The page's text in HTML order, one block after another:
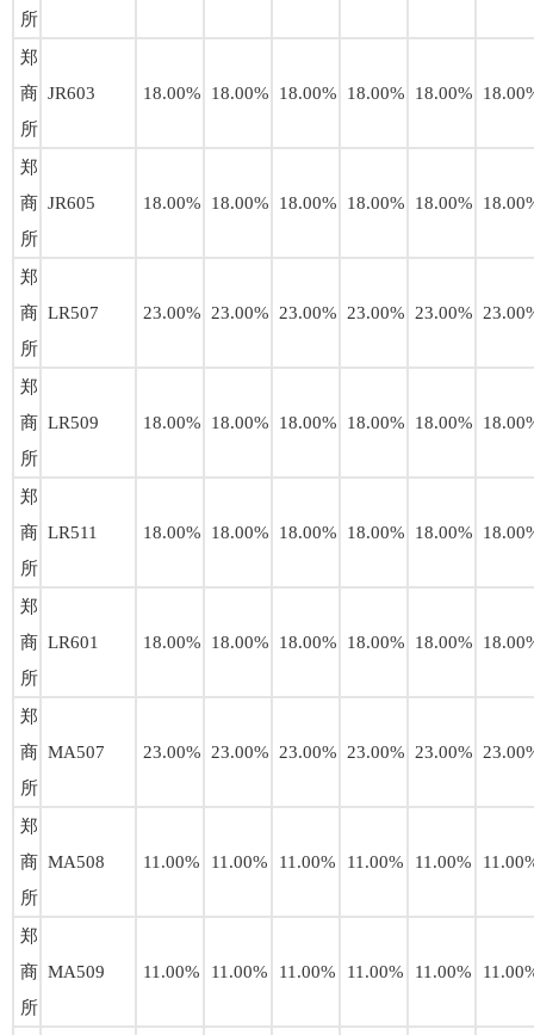
所
郑
商
所
JR603 18.00% 18.00% 18.00% 18.00% 18.00%
郑
商
所
JR605 18.00% 18.00% 18.00% 18.00% 18.00%
郑
商
所
LR507 23.00% 23.00% 23.00% 23.00% 23.00%
郑
商
所
LR509 18.00% 18.00% 18.00% 18.00% 18.00%
郑
商
所
LR511 18.00% 18.00% 18.00% 18.00% 18.00%
郑
商
所
LR601 18.00% 18.00% 18.00% 18.00% 18.00%
郑
商
所
MA507 23.00% 23.00% 23.00% 23.00% 23.00%
郑
商
所
MA508 11.00% 11.00% 11.00% 11.00% 11.00%
郑
商
所
MA509 11.00% 11.00% 11.00% 11.00% 11.00%